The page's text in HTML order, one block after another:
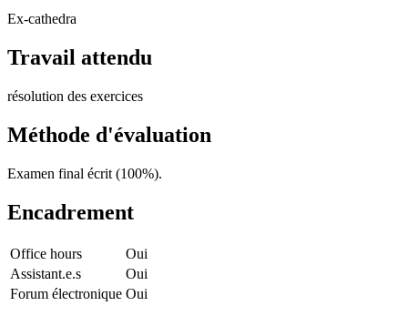
Ex-cathedra
Travail attendu
résolution des exercices
Méthode d'évaluation
Examen final écrit (100%).
Encadrement
Office hours
Oui
Assistant.e.s
Oui
Forum électronique Oui